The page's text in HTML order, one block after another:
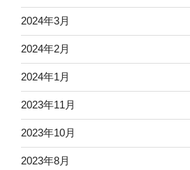
2024年3月
2024年2月
2024年1月
2023年11月
2023年10月
2023年8月